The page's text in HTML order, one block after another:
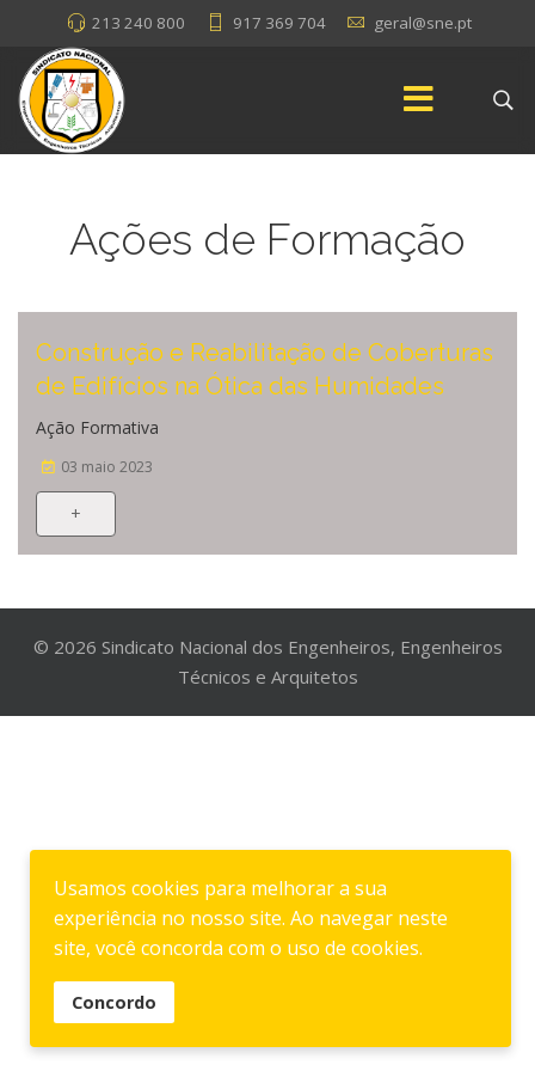
213 240 800 917 369 704 geral@sne.pt
Ações de Formação
Construção e Reabilitação de Coberturas
de Edifícios na Ótica das Humidades
Ação Formativa
03 maio 2023
+
© 2026 Sindicato Nacional dos Engenheiros, Engenheiros
Técnicos e Arquitetos
Usamos cookies para melhorar a sua
experiência no nosso site. Ao navegar neste
site, você concorda com o uso de cookies.
Concordo